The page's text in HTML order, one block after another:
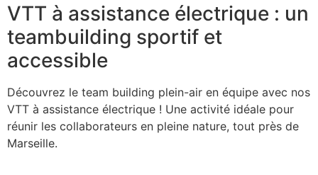
VTT à assistance électrique : un
teambuilding sportif et
accessible
Découvrez le team building plein-air en équipe avec nos
VTT à assistance électrique ! Une activité idéale pour
réunir les collaborateurs en pleine nature, tout près de
Marseille.